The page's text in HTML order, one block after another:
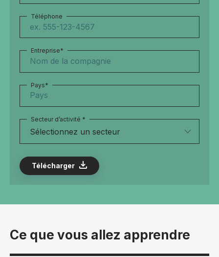
Téléphone
Entreprise*
Pays*
Secteur d’activité *
Ce que vous allez apprendre